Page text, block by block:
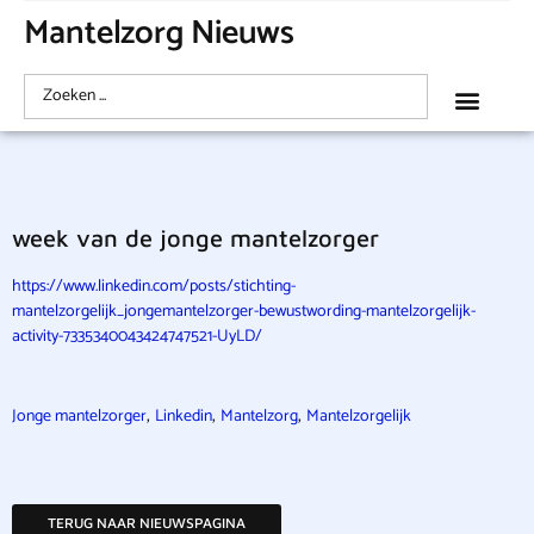
Mantelzorg Nieuws
week van de jonge mantelzorger
https://www.linkedin.com/posts/stichting-
mantelzorgelijk_jongemantelzorger-bewustwording-mantelzorgelijk-
activity-7335340043424747521-UyLD/
Jonge mantelzorger, Linkedin, Mantelzorg, Mantelzorgelijk
TERUG NAAR NIEUWSPAGINA